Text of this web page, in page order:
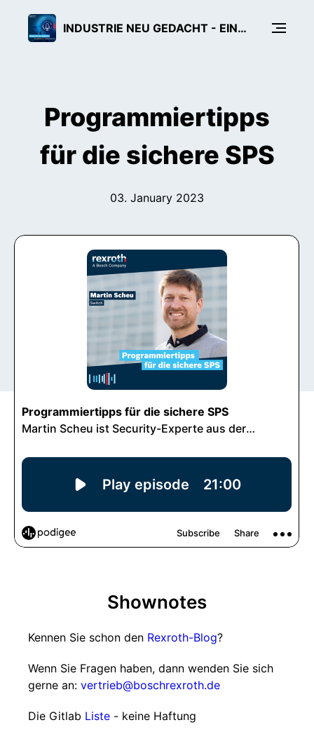
INDUSTRIE NEU GEDACHT - EIN TECH-PODCAST VON BOSCH REXROTH
Programmiertipps
für die sichere SPS
03. January 2023
Shownotes
Kennen Sie schon den Rexroth-Blog?
Wenn Sie Fragen haben, dann wenden Sie sich
gerne an: vertrieb@boschrexroth.de
Die Gitlab Liste - keine Haftung